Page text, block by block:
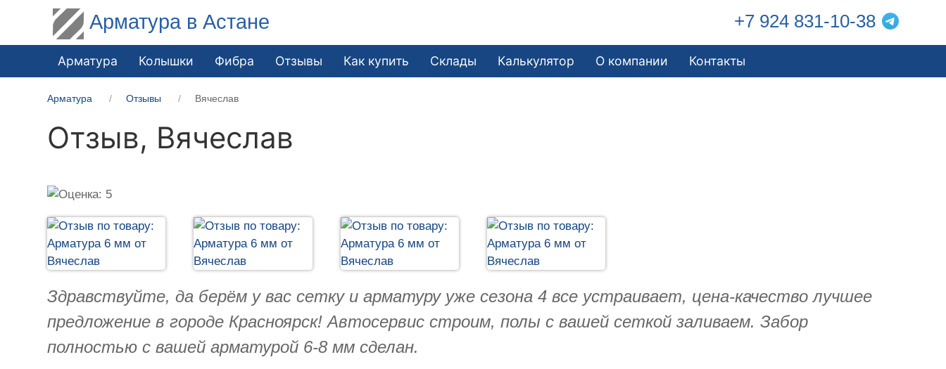
Арматура в Астане +7 924 831-10-38
Арматура Колышки Фибра Отзывы Как купить Склады Калькулятор О компании Контакты
Арматура Отзывы Вячеслав
Отзыв, Вячеслав
Здравствуйте, да берём у вас сетку и арматуру уже сезона 4 все устраивает, цена-качество лучшее
предложение в городе Красноярск! Автосервис строим, полы с вашей сеткой заливаем. Забор
полностью с вашей арматурой 6-8 мм сделан.